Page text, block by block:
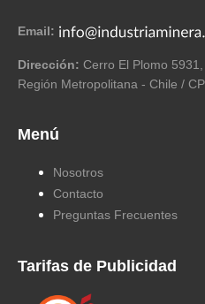
Email:
Dirección: Cerro El Plomo
Región Metropolitana - Chile /
Menú
Nosotros
Contacto
Preguntas Frecuentes
Tarifas de Publicidad